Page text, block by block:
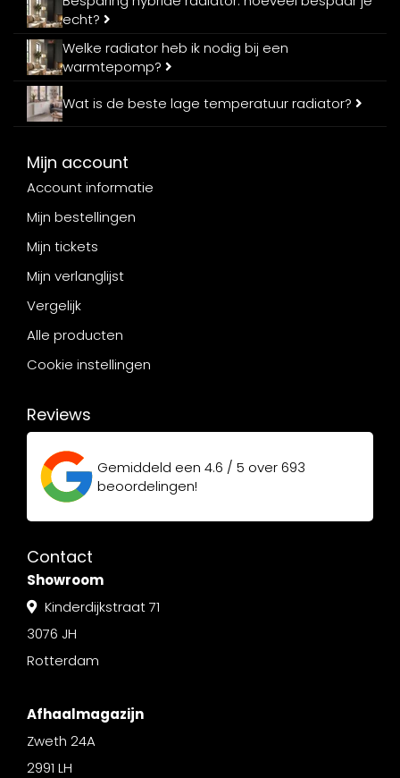
echt?
Welke radiator heb ik nodig bij een
warmtepomp?
Wat is de beste lage temperatuur radiator?
Mijn account
Account informatie
Mijn bestellingen
Mijn tickets
Mijn verlanglijst
Vergelijk
Alle producten
Cookie instellingen
Reviews
Gemiddeld een 4.6 / 5 over693
beoordelingen!
Contact
Showroom
Kinderdijkstraat 71
3076 JH
Rotterdam
Afhaalmagazijn
Zweth 24A
2991 LH